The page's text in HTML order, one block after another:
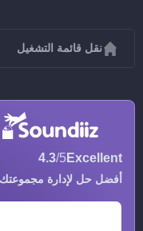
نقل قائمة التشغيل
Excellent
4.3/5
أفضل حل لإدارة مجموعتك